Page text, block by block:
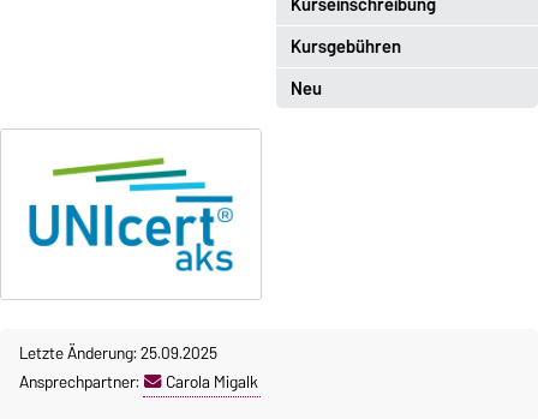
Einschreibezeitraum:
5. Oktober 2026, 9.00 Uhr bis
23. Oktober 2026, 18 Uhr
Das aktuelle Kursangebot für
Englisch finden Sie
Kursgebühren
Sprachkurse sind i. d. R.
Neu
Letzte Änderung: 25.09.2025
Ansprechpartner:
Carola Migalk